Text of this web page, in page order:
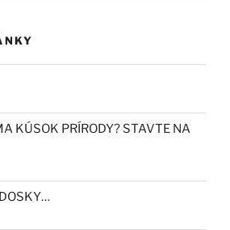
KÚSOK PRÍRODY? STAVTE NA